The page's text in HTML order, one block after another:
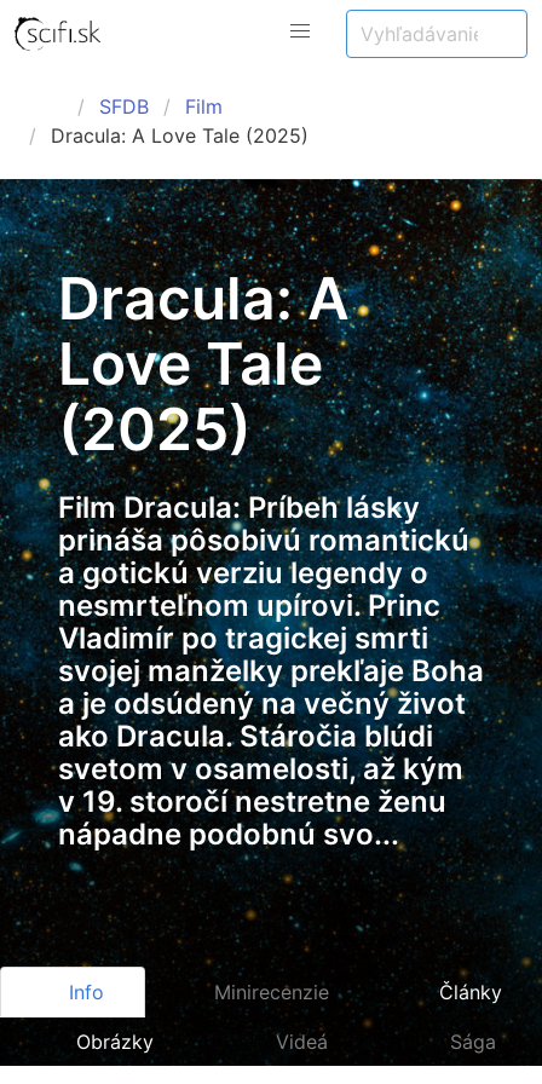
SFDB
Film
Dracula: A Love Tale (2025)
Dracula: A
Love Tale
(2025)
Film Dracula: Príbeh lásky
prináša pôsobivú romantickú
a gotickú verziu legendy o
nesmrteľnom upírovi. Princ
Vladimír po tragickej smrti
svojej manželky prekľaje Boha
a je odsúdený na večný život
ako Dracula. Stáročia blúdi
svetom v osamelosti, až kým
v 19. storočí nestretne ženu
nápadne podobnú svo...
Info Minirecenzie Články
Obrázky Videá Sága